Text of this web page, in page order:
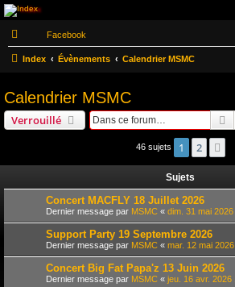
Morts Subites MC
Toulon
Facebook
Index Évènements Calendrier MSMC
Calendrier MSMC
Verrouillé
46 sujets 1 2
Sujets
Concert MACFLY 18 Juillet 2026
Dernier message par MSMC « dim. 31 mai
Support Party 19 Septembre 2026
Dernier message par MSMC « mar. 12 mai
Concert Big Fat Papa'z 13 Juin 2026
Dernier message par MSMC « jeu. 16 avr. 2026